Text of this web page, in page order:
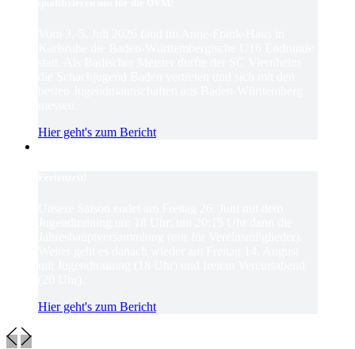
Hier geht's zum Bericht
Hier geht's zum Bericht